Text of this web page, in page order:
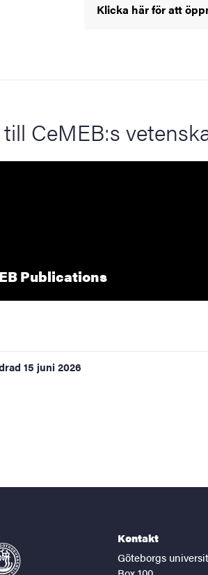
Klicka här för att
CeMEB:s
PublicationsExtern länk
15 juni 2026
Kontakt
Göteborgs